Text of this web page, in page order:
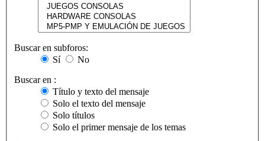
Buscar en subforos:
Sí
No
Buscar en :
Título y texto del mensaje
Solo el texto del mensaje
Solo títulos
Solo el primer mensaje de los temas